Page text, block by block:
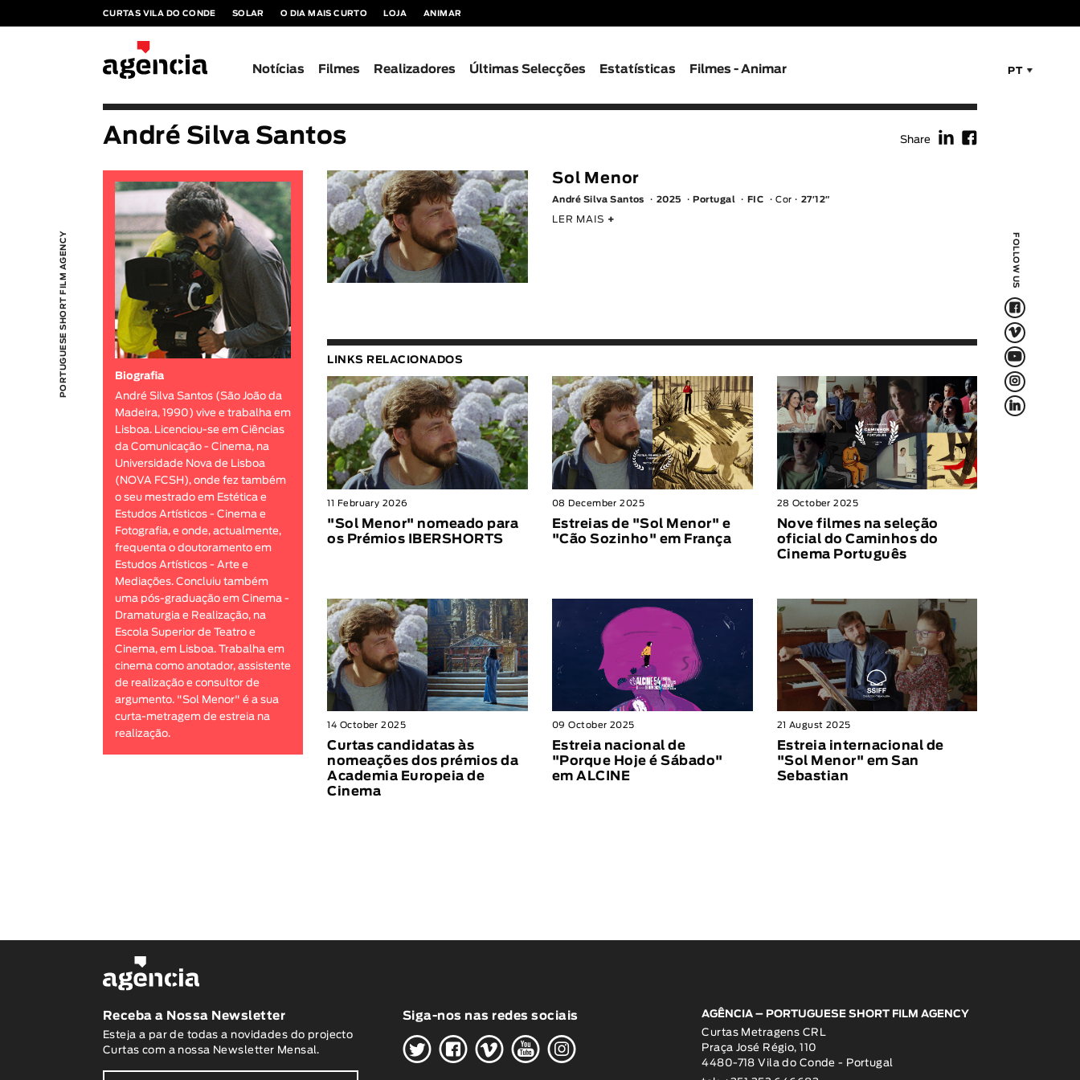
CURTAS VILA DO CONDE SOLAR O DIA MAIS CURTO LOJA ANIMAR
PT
Notícias Filmes Realizadores Últimas Selecções Estatísticas Filmes - Animar
PORTUGUESE SHORT FILM AGENCY FOLLOW US
F
V
Q
L
f
André Silva Santos Share f F
Biografia
André Silva Santos (São João da
Madeira, 1990) vive e trabalha em
Lisboa. Licenciou-se em Ciências
da Comunicação - Cinema, na
Universidade Nova de Lisboa
(NOVA FCSH), onde fez também
o seu mestrado em Estética e
Estudos Artísticos - Cinema e
Fotografia, e onde, actualmente,
frequenta o doutoramento em
Estudos Artísticos - Arte e
Mediações. Concluiu também
uma pós-graduação em Cinema -
Dramaturgia e Realização, na
Escola Superior de Teatro e
Cinema, em Lisboa. Trabalha em
cinema como anotador, assistente
de realização e consultor de
argumento. "Sol Menor" é a sua
curta-metragem de estreia na
realização.
Sol Menor
André Silva Santos 2025 Portugal FIC Cor 27′12″
LER MAIS +
LINKS RELACIONADOS
11 February 2026
"Sol Menor" nomeado para
os Prémios IBERSHORTS
08 December 2025
Estreias de "Sol Menor" e
"Cão Sozinho" em França
28 October 2025
Nove filmes na seleção
oficial do Caminhos do
Cinema Português
14 October 2025
Curtas candidatas às
nomeações dos prémios da
Academia Europeia de
Cinema
09 October 2025
Estreia nacional de
"Porque Hoje é Sábado"
em ALCINE
21 August 2025
Estreia internacional de
"Sol Menor" em San
Sebastian
Receba a Nossa Newsletter
Esteja a par de todas a novidades do projecto
Curtas com a nossa Newsletter Mensal.
Siga-nos nas redes sociais
HGWOK
AGÊNCIA – PORTUGUESE SHORT FILM AGENCY
Curtas Metragens CRL
Praça José Régio, 110
4480-718 Vila do Conde - Portugal